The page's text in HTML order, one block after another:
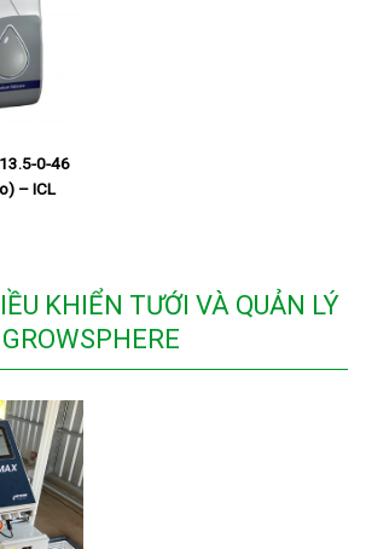
0-46
– ICL
KHIỂN TƯỚI VÀ QUẢN LÝ